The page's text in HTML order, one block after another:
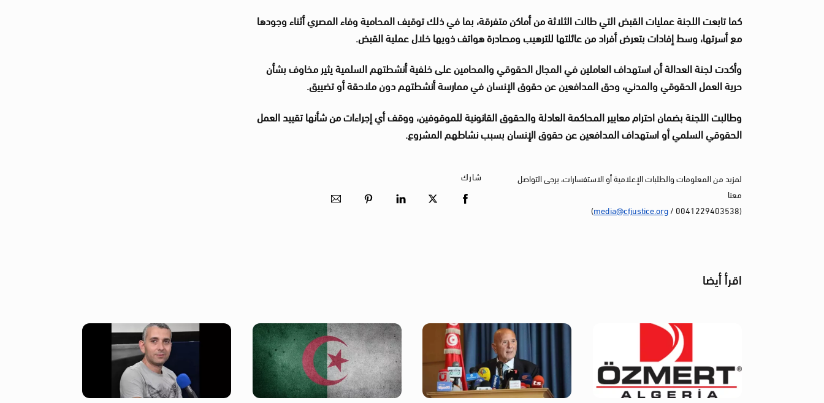
كما تابعت اللجنة عمليات القبض التي طالت الثلاثة من أماكن متفرقة، بما في ذلك توقيف المحامية وفاء المصري أثناء وجودها
مع أسرتها، وسط إفادات بتعرض أفراد من عائلتها للترهيب ومصادرة هواتف ذويها خلال عملية القبض.
وأكدت لجنة العدالة أن استهداف العاملين في المجال الحقوقي والمحامين على خلفية أنشطتهم السلمية يثير مخاوف بشأن
حرية العمل الحقوقي والمدني، وحق المدافعين عن حقوق الإنسان في ممارسة أنشطتهم دون ملاحقة أو تضييق.
وطالبت اللجنة بضمان احترام معايير المحاكمة العادلة والحقوق القانونية للموقوفين، ووقف أي إجراءات من شأنها تقييد العمل
الحقوقي السلمي أو استهداف المدافعين عن حقوق الإنسان بسبب نشاطهم المشروع.
لمزيد من المعلومات والطلبات الإعلامية أو الاستفسارات، يرجى التواصل
معنا
(0041229403538 /
media@cfjustice.org
)
شارك
اقرأ أيضا